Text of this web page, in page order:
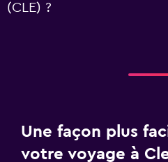
(CLE) ?
Une façon plus
votre voyage à